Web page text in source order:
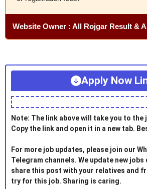
Website Owner : All Rojgar Result &
Apply Now
Note: The link above will take you to the
Copy the link and open it in a new tab.
For more job updates, please join our
Telegram channels. We update new jobs
share this post with your relatives and
try for this job. Sharing is caring.